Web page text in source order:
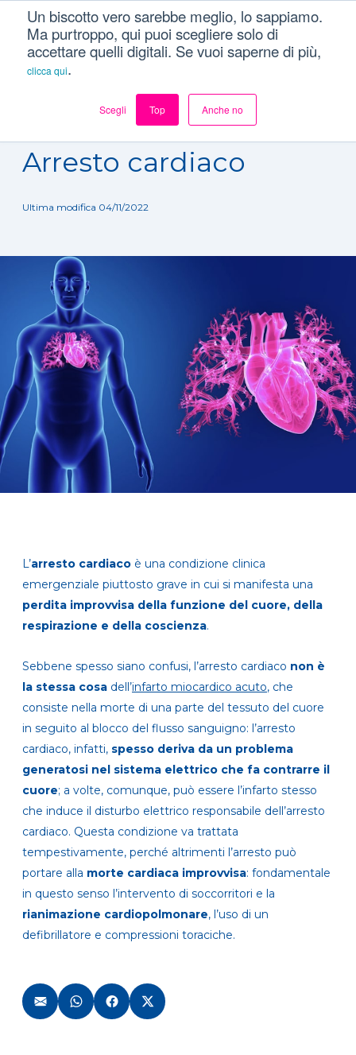
Un biscotto vero sarebbe meglio, lo sappiamo.
Ma purtroppo, qui puoi scegliere solo di
accettare quelli digitali. Se vuoi saperne di più,
clicca qui.
Scegli Top Anche no
Patologie/ Arresto cardiaco
Arresto cardiaco
Ultima modifica 04/11/2022
L’arresto cardiaco è una condizione clinica
emergenziale piuttosto grave in cui si manifesta una
perdita improvvisa della funzione del cuore, della
respirazione e della coscienza.
Sebbene spesso siano confusi, l’arresto cardiaco non è
la stessa cosa dell’infarto miocardico acuto, che
consiste nella morte di una parte del tessuto del cuore
in seguito al blocco del flusso sanguigno: l’arresto
cardiaco, infatti, spesso deriva da un problema
generatosi nel sistema elettrico che fa contrarre il
cuore; a volte, comunque, può essere l’infarto stesso
che induce il disturbo elettrico responsabile dell’arresto
cardiaco. Questa condizione va trattata
tempestivamente, perché altrimenti l’arresto può
portare alla morte cardiaca improvvisa: fondamentale
in questo senso l’intervento di soccorritori e la
rianimazione cardiopolmonare, l’uso di un
defibrillatore e compressioni toraciche.